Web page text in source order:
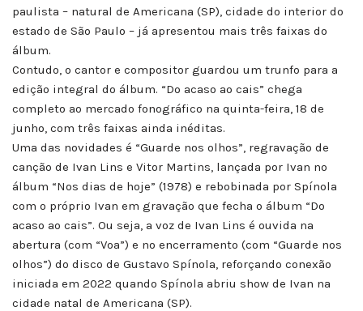
paulista – natural de Americana (SP), cidade do interior do
estado de São Paulo – já apresentou mais três faixas do
álbum.
Contudo, o cantor e compositor guardou um trunfo para a
edição integral do álbum. “Do acaso ao cais” chega
completo ao mercado fonográfico na quinta-feira, 18 de
junho, com três faixas ainda inéditas.
Uma das novidades é “Guarde nos olhos”, regravação de
canção de Ivan Lins e Vitor Martins, lançada por Ivan no
álbum “Nos dias de hoje” (1978) e rebobinada por Spínola
com o próprio Ivan em gravação que fecha o álbum “Do
acaso ao cais”. Ou seja, a voz de Ivan Lins é ouvida na
abertura (com “Voa”) e no encerramento (com “Guarde nos
olhos”) do disco de Gustavo Spínola, reforçando conexão
iniciada em 2022 quando Spínola abriu show de Ivan na
cidade natal de Americana (SP).